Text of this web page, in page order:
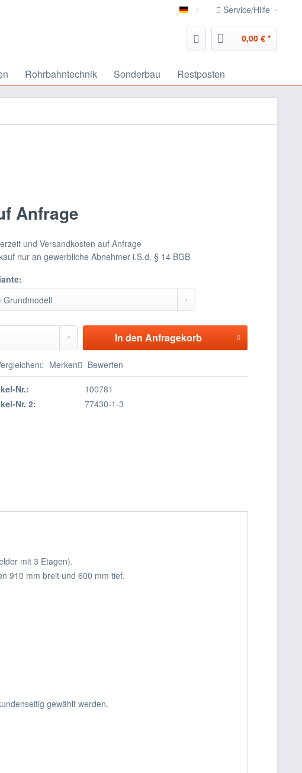
deutsch Service/Hilfe
0,00 € *
Rohrbahntechnik Sonderbau Restposten
Anfrage
und Versandkosten auf Anfrage
nur an gewerbliche Abnehmer i.S.d. § 14 BGB
In den Anfragekorb
Merken Bewerten
Nr.:
100781
Nr. 2:
77430-1-3
mit 3 Etagen).
910 mm breit und 600 mm tief.
gewählt werden.